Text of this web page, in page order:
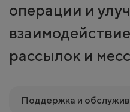
операции и
рассылок и
Поддержка и